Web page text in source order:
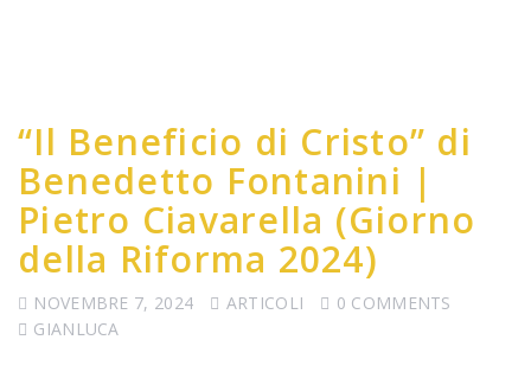
“Il Beneficio di Cristo” di
Benedetto Fontanini |
Pietro Ciavarella (Giorno
della Riforma 2024)
NOVEMBRE 7, 2024 ARTICOLI
0 COMMENTS
GIANLUCA